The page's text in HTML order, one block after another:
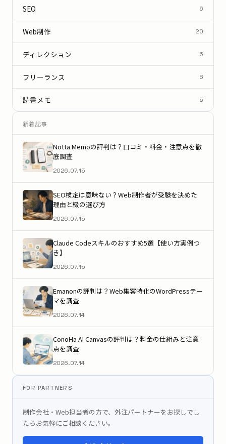
SEO 6
Web制作 20
ディレクション 6
フリーランス 6
読書メモ 5
新着記事
Notta Memoの評判は？口コミ・料金・注意点を徹
底調査
2026.07.15
SEO検定は意味ない？Web制作者が受験を決めた
理由と級の選び方
2026.07.15
Claude Codeスキルのおすすめ5選【使い方実例つ
き】
2026.07.15
Emanonの評判は？Web集客特化のWordPressテー
マを調査
2026.07.14
ConoHa AI Canvasの評判は？料金の仕組みと注意
点を調査
2026.07.14
FOR PARTNERS
制作会社・Web担当者の方で、外注パートナーをお探しでし
たらお気軽にご相談ください。